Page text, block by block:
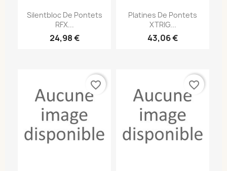
Silentbloc De Pontets
RFX...
24,98 €
Platines De Pontets
XTRIG...
43,06 €
favorite_border favorite_border